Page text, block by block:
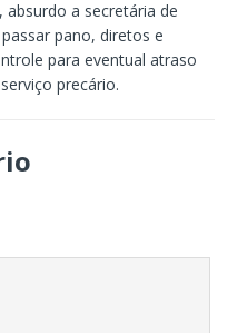
a secretária de
pano, diretos e
para eventual atraso
precário.